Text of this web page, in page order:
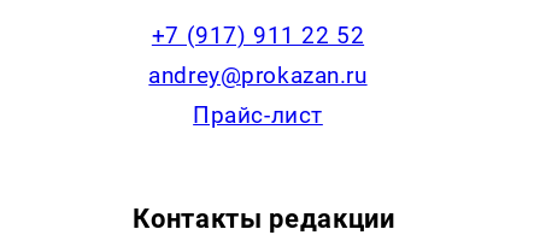
+7 (917) 911 22 52
andrey@prokazan.ru
Прайс-лист
Контакты редакции